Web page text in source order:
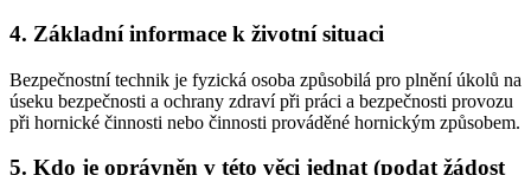
4. Základní informace k životní situaci
Bezpečnostní technik je fyzická osoba způsobilá pro plnění úkolů na
úseku bezpečnosti a ochrany zdraví při práci a bezpečnosti provozu
při hornické činnosti nebo činnosti prováděné hornickým způsobem.
5. Kdo je oprávněn v této věci jednat (podat žádost